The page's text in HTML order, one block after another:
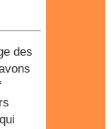
des